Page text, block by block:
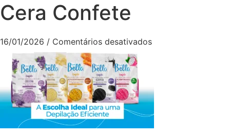
Cera Confete
16/01/2026 / Comentários desativados